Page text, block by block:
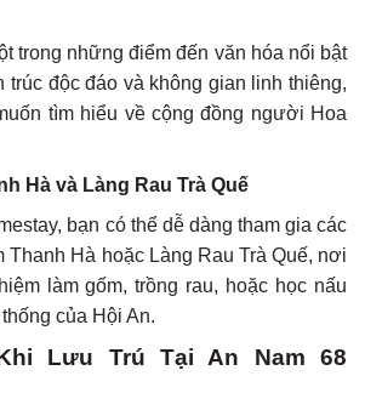
trong những điểm đến văn hóa nổi bật
trúc độc đáo và không gian linh thiêng,
tìm hiểu về cộng đồng người Hoa
Hà và Làng Rau Trà Quế
bạn có thể dễ dàng tham gia các
Thanh Hà hoặc Làng Rau Trà Quế, nơi
làm gốm, trồng rau, hoặc học nấu
của Hội An.
Lưu Trú Tại An Nam 68